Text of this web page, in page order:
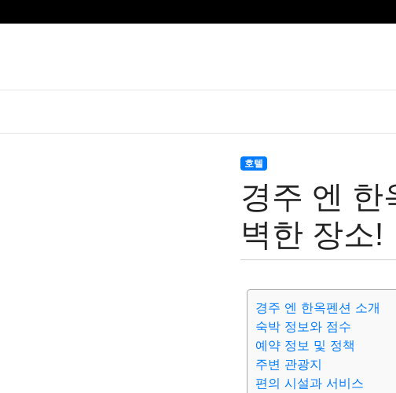
호텔
경주 엔 한
벽한 장소!
경주 엔 한옥펜션 소개
숙박 정보와 점수
예약 정보 및 정책
주변 관광지
편의 시설과 서비스